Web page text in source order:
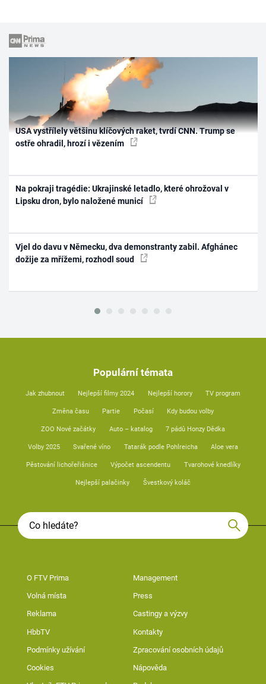
USA vystřílely většinu klíčových raket, tvrdí CNN. Trump se
ostře ohradil, hrozí i vězením
Na pokraji tragédie: Ukrajinské letadlo, které ohrožoval v
Lipsku dron, bylo naložené municí
Vjel do davu v Německu, dva demonstranty zabil. Afghánec
dožije za mřížemi, rozhodl soud
Populární témata
Jak zhubnout Nejlepší filmy 2024 Nejlepší horory TV program
Změna času Partie Počasí Kdy budou volby
ZOO Nové začátky Auto – katalog 7 pádů Honzy Dědka
Volby 2025 Svařené víno Tatarák podle Pohlreicha Aloe vera
Pěstování lichořeřišnice Výpočet ascendentu Tvarohové knedlíky
Nejlepší palačinky Švestkový koláč
O FTV Prima Management
Volná místa Press
Reklama Castingy a výzvy
HbbTV Kontakty
Podmínky užívání Zpracování osobních údajů
Cookies Nápověda